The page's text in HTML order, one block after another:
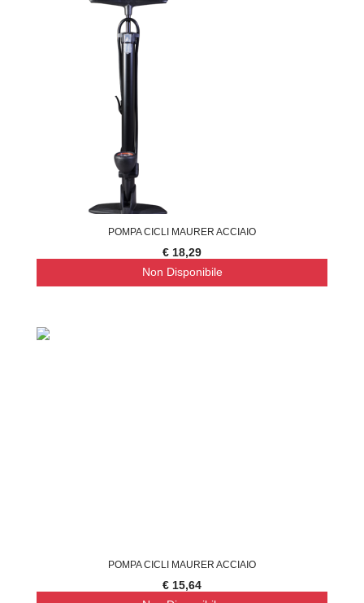
POMPA CICLI MAURER ACCIAIO
€ 18,29
Non Disponibile
POMPA CICLI MAURER ACCIAIO
€ 15,64